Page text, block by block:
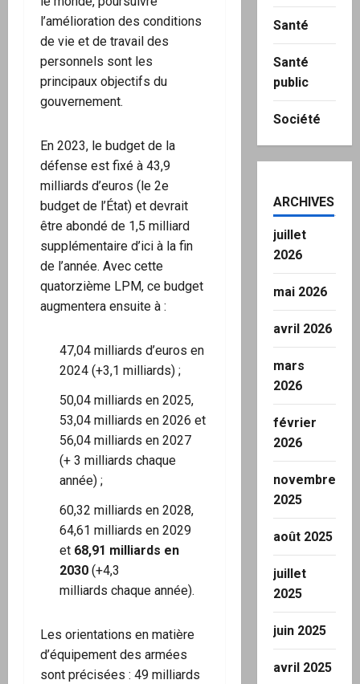
l’amélioration des conditions
de vie et de travail des
personnels sont les
principaux objectifs du
gouvernement.
En 2023, le budget de la
défense est fixé à 43,9
milliards d’euros (le 2e
budget de l’État) et devrait
être abondé de 1,5 milliard
supplémentaire d’ici à la fin
de l’année. Avec cette
quatorzième LPM, ce budget
augmentera ensuite à :
47,04 milliards d’euros en
2024 (+3,1 milliards) ;
50,04 milliards en 2025,
53,04 milliards en 2026 et
56,04 milliards en 2027
(+ 3 milliards chaque
année) ;
60,32 milliards en 2028,
64,61 milliards en 2029
et 68,91 milliards en
2030 (+4,3
milliards chaque année).
Les orientations en matière
d’équipement des armées
sont précisées : 49 milliards
Santé
Santé
public
Société
ARCHIVES
juillet
2026
mai 2026
avril 2026
mars
2026
février
2026
novembre
2025
août 2025
juillet
2025
juin 2025
avril 2025